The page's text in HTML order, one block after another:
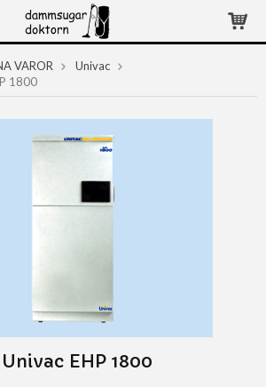
VAROR
Univac
1800
EHP 1800